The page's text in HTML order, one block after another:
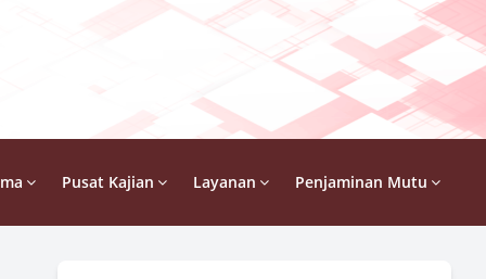
Pusat Kajian Layanan Penjaminan Mutu